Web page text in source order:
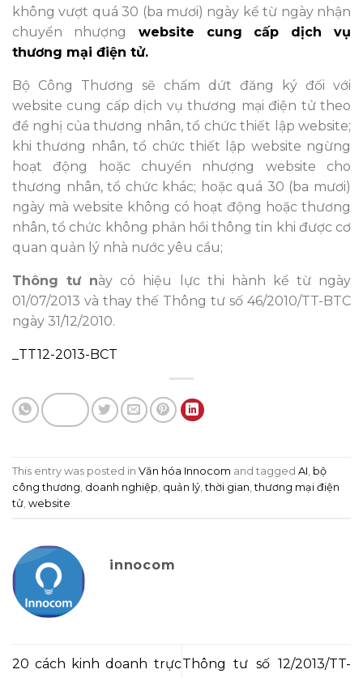
không vượt quá 30 (ba mươi) ngày kể từ ngày nhận
chuyển nhượng website cung cấp dịch vụ
thương mại điện tử.
Bộ Công Thương sẽ chấm dứt đăng ký đối với
website cung cấp dịch vụ thương mại điện tử theo
đề nghị của thương nhân, tổ chức thiết lập website;
khi thương nhân, tổ chức thiết lập website ngừng
hoạt động hoặc chuyển nhượng website cho
thương nhân, tổ chức khác; hoặc quá 30 (ba mươi)
ngày mà website không có hoạt động hoặc thương
nhân, tổ chức không phản hồi thông tin khi được cơ
quan quản lý nhà nước yêu cầu;
Thông tư này có hiệu lực thi hành kể từ ngày
01/07/2013 và thay thế Thông tư số 46/2010/TT-BTC
ngày 31/12/2010.
_TT12-2013-BCT
This entry was posted in Văn hóa Innocom and tagged AI bộ
công thương doanh nghiệp quản lý ,thời gian ,thương mại điện
tử website
innocom
20 cách kinh doanh trựcThông tư số 12/2013/TT-